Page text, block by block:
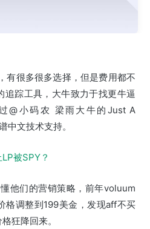
有很多很多选择，但是费用都不
追踪工具，大牛致力于找更牛逼
@小码农 梁雨大牛的Just A
中文技术支持。
被SPY？
他们的营销策略，前年voluum
格调整到199美金，发现aff不买
狂降回来。